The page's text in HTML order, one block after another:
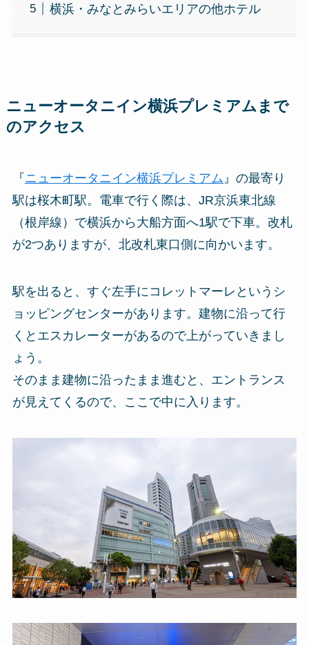
横浜・みなとみらいエリアの他ホテル
ニューオータニイン横浜プレミアムまで
のアクセス
『ニューオータニイン横浜プレミアム』の最寄り
駅は桜木町駅。電車で行く際は、JR京浜東北線
（根岸線）で横浜から大船方面へ1駅で下車。改札
が2つありますが、北改札東口側に向かいます。
駅を出ると、すぐ左手にコレットマーレというシ
ョッピングセンターがあります。建物に沿って行
くとエスカレーターがあるので上がっていきまし
ょう。
そのまま建物に沿ったまま進むと、エントランス
が見えてくるので、ここで中に入ります。